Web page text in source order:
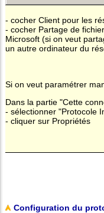
- cocher Client pour les
- cocher Partage de
Microsoft (si on veut
un autre ordinateur du
Si on veut paramétrer
Dans la partie "Cette
- sélectionner "Protocole
- cliquer sur Propriétés
Configuration du